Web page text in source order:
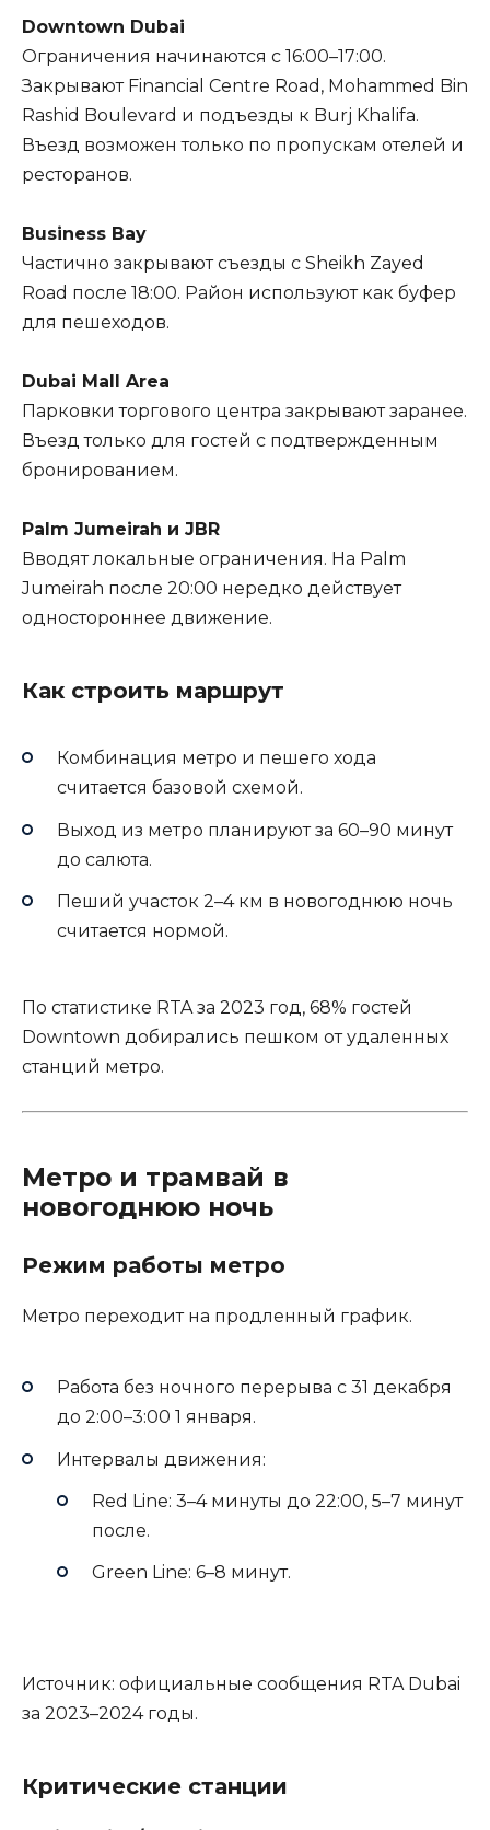
Downtown Dubai
Ограничения начинаются с 16:00–17:00.
Закрывают Financial Centre Road, Mohammed Bin
Rashid Boulevard и подъезды к Burj Khalifa.
Въезд возможен только по пропускам отелей и
ресторанов.
Business Bay
Частично закрывают съезды с Sheikh Zayed
Road после 18:00. Район используют как буфер
для пешеходов.
Dubai Mall Area
Парковки торгового центра закрывают заранее.
Въезд только для гостей с подтвержденным
бронированием.
Palm Jumeirah и JBR
Вводят локальные ограничения. На Palm
Jumeirah после 20:00 нередко действует
одностороннее движение.
Как строить маршрут
Комбинация метро и пешего хода
считается базовой схемой.
Выход из метро планируют за 60–90 минут
до салюта.
Пеший участок 2–4 км в новогоднюю ночь
считается нормой.
По статистике RTA за 2023 год, 68% гостей
Downtown добирались пешком от удаленных
станций метро.
Метро и трамвай в
новогоднюю ночь
Режим работы метро
Метро переходит на продленный график.
Работа без ночного перерыва с 31 декабря
до 2:00–3:00 1 января.
Интервалы движения:
Red Line: 3–4 минуты до 22:00, 5–7 минут
после.
Green Line: 6–8 минут.
Источник: официальные сообщения RTA Dubai
за 2023–2024 годы.
Критические станции